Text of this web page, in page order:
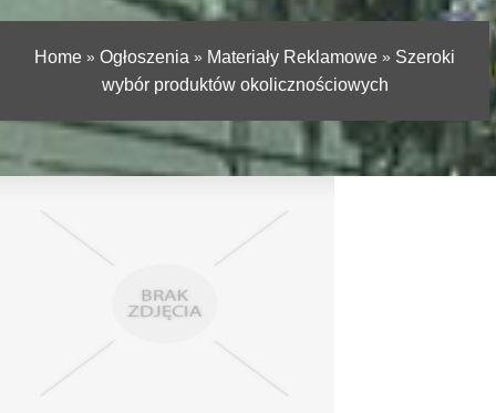
Home » Ogłoszenia » Materiały Reklamowe » Szeroki
wybór produktów okolicznościowych